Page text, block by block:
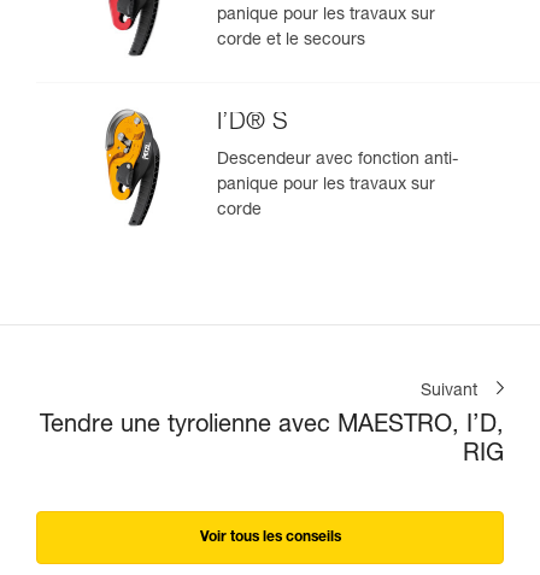
panique pour les travaux sur
corde et le secours
I’D® S
Descendeur avec fonction anti-
panique pour les travaux sur
corde
Suivant
Tendre une tyrolienne avec MAESTRO, I’D,
RIG
Voir tous les conseils